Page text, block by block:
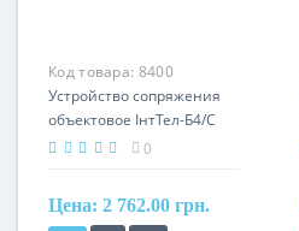
Код товара: 8400
Устройство сопряжения
объектовое ІнтТел-Б4/С
0
Цена: 2 762.00 грн.